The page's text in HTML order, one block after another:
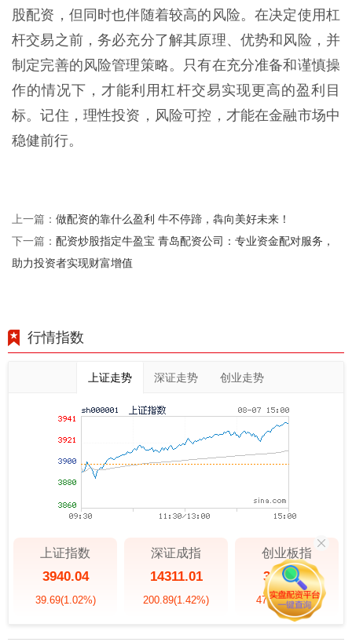
股配资，但同时也伴随着较高的风险。在决定使用杠
杆交易之前，务必充分了解其原理、优势和风险，并
制定完善的风险管理策略。只有在充分准备和谨慎操
作的情况下，才能利用杠杆交易实现更高的盈利目
标。记住，理性投资，风险可控，才能在金融市场中
稳健前行。
上一篇： 做配资的靠什么盈利 牛不停蹄，犇向美好未来！
下一篇： 配资炒股指定牛盈宝 青岛配资公司：专业资金配对服务，
助力投资者实现财富增值
行情指数
上证走势 深证走势 创业走势
上证指数
3940.04
39.69(1.02%)
深证成指
14311.01
200.89(1.42%)
创业板指
3563.12
47.56(1.35%)